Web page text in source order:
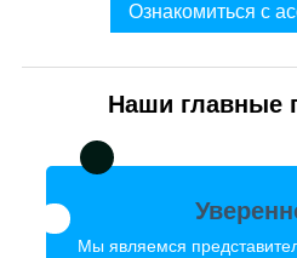
Ознакомиться с
Наши главные
Мы являемся